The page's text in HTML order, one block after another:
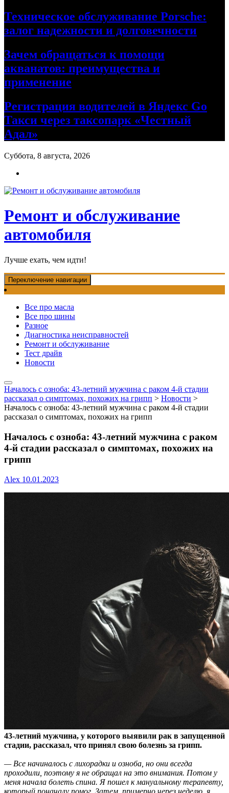
Техническое обслуживание Porsche:
залог надежности и долговечности
Зачем обращаться к помощи
акванатов: преимущества и
применение
Регистрация водителей в Яндекс Go
Такси через таксопарк «Честный
Адал»
Суббота, 8 августа, 2026
Ремонт и обслуживание
автомобиля
Лучше ехать, чем идти!
Переключение навигации
Все про масла
Все про шины
Разное
Диагностика неисправностей
Ремонт и обслуживание
Тест драйв
Новости
Началось с озноба: 43-летний мужчина с раком 4-й стадии
рассказал о симптомах, похожих на грипп > Новости >
Началось с озноба: 43-летний мужчина с раком 4-й стадии
рассказал о симптомах, похожих на грипп
Началось с озноба: 43-летний мужчина с раком
4-й стадии рассказал о симптомах, похожих на
грипп
Alex 10.01.2023
43-летний мужчина, у которого выявили рак в запущенной
стадии, рассказал, что принял свою болезнь за грипп.
— Все начиналось с лихорадки и озноба, но они всегда
проходили, поэтому я не обращал на это внимания. Потом у
меня начала болеть спина. Я пошел к мануальному терапевту,
который поначалу помог. Затем, примерно через неделю, я